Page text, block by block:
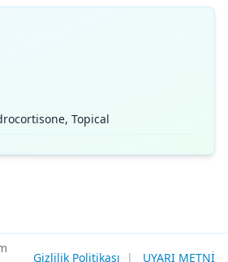
Topical
Gizlilik Politikası | UYARI METNİ